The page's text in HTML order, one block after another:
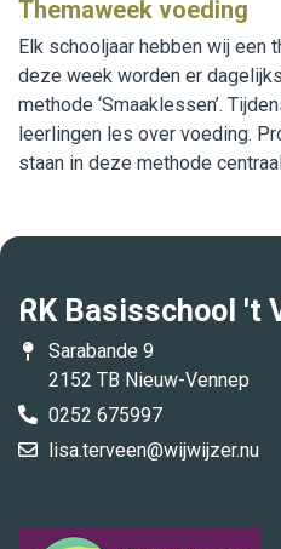
Themaweek voeding
Elk schooljaar hebben wij een
deze week worden er
methode ‘Smaaklessen’.
leerlingen les over voeding.
staan in deze methode
RK Basisschool 't
Sarabande 9
2152 TB Nieuw-Vennep
0252 675997
lisa.terveen@wijwijzer.nu